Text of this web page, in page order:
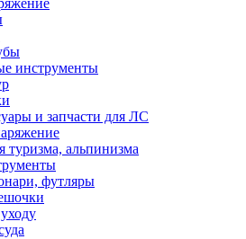
инструменты
и запчасти для ЛС
туризма, альпинизма
футляры